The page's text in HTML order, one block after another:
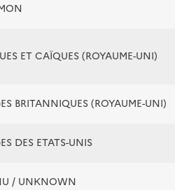
ET CAÏQUES (ROYAUME-UNI)
BRITANNIQUES (ROYAUME-UNI)
DES ETATS-UNIS
/ UNKNOWN